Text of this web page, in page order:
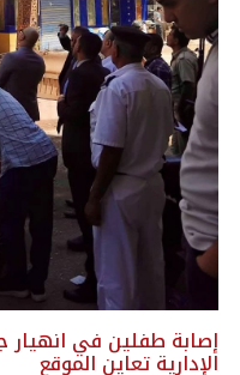
إصابة طفلين في انهيار
الإدارية تعاين الموقع